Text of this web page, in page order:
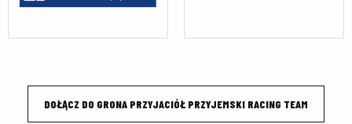
DOŁĄCZ DO GRONA PRZYJACIÓŁ PRZYJEMSKI RACING TEAM